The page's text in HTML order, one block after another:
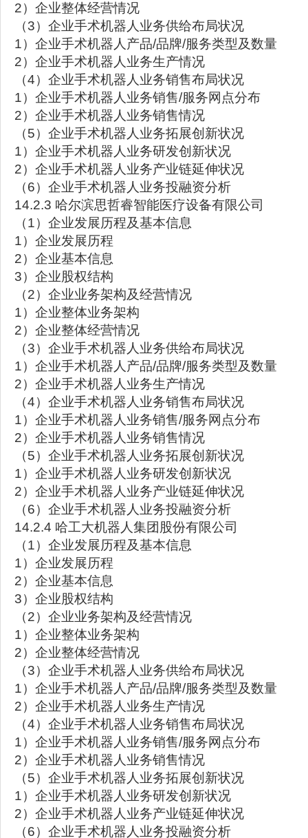
2）企业整体经营情况
（3）企业手术机器人业务供给布局状况
1）企业手术机器人产品/品牌/服务类型及数量
2）企业手术机器人业务生产情况
（4）企业手术机器人业务销售布局状况
1）企业手术机器人业务销售/服务网点分布
2）企业手术机器人业务销售情况
（5）企业手术机器人业务拓展创新状况
1）企业手术机器人业务研发创新状况
2）企业手术机器人业务产业链延伸状况
（6）企业手术机器人业务投融资分析
14.2.3 哈尔滨思哲睿智能医疗设备有限公司
（1）企业发展历程及基本信息
1）企业发展历程
2）企业基本信息
3）企业股权结构
（2）企业业务架构及经营情况
1）企业整体业务架构
2）企业整体经营情况
（3）企业手术机器人业务供给布局状况
1）企业手术机器人产品/品牌/服务类型及数量
2）企业手术机器人业务生产情况
（4）企业手术机器人业务销售布局状况
1）企业手术机器人业务销售/服务网点分布
2）企业手术机器人业务销售情况
（5）企业手术机器人业务拓展创新状况
1）企业手术机器人业务研发创新状况
2）企业手术机器人业务产业链延伸状况
（6）企业手术机器人业务投融资分析
14.2.4 哈工大机器人集团股份有限公司
（1）企业发展历程及基本信息
1）企业发展历程
2）企业基本信息
3）企业股权结构
（2）企业业务架构及经营情况
1）企业整体业务架构
2）企业整体经营情况
（3）企业手术机器人业务供给布局状况
1）企业手术机器人产品/品牌/服务类型及数量
2）企业手术机器人业务生产情况
（4）企业手术机器人业务销售布局状况
1）企业手术机器人业务销售/服务网点分布
2）企业手术机器人业务销售情况
（5）企业手术机器人业务拓展创新状况
1）企业手术机器人业务研发创新状况
2）企业手术机器人业务产业链延伸状况
（6）企业手术机器人业务投融资分析